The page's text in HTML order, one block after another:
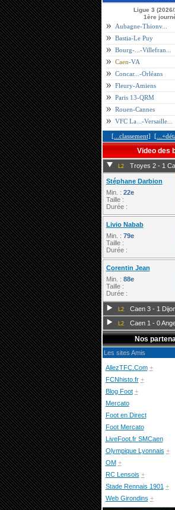
Ligue 3
1ère
Aubagne-Thionv...
Bastia-Le Puy
Bourg-...-Villefran...
Caen-VA
Concar...-Orléans
Fleury-Amiens
Paris 13-QRM
Rouen-Cannes
VFC La...-Versaille...
[...classement]
Video des
L2 Troyes 2 - 1
Stéphane Darbion
Min. : 22e
Taille :
Durée :
Livio Nabab
Min. : 79e
Taille :
Durée :
Corentin Jean
Min. : 88e
Taille :
Durée :
L2 Caen 3 - 1
L2 Caen 1 - 0
Nos
Les sites Amis
AllezTFC.Com +
FCNhisto.fr +
Blog Foot +
Mercato
Foot en Direct
Foot Mercato
LiveFoot.fr SMCaen
Olympique Lyonnais +
OM +
RC Lensois +
Stade Rennais 1901 +
Web Girondins +